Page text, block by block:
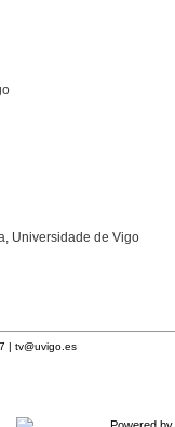
Universidade de Vigo
| tv@uvigo.es